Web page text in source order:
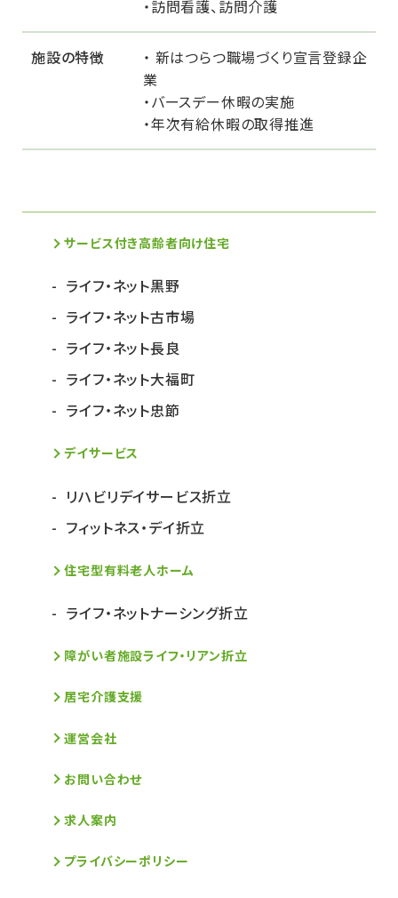
・訪問看護、訪問介護
施設の特徴
・ 新はつらつ職場づくり宣言登録企
業
・バースデー休暇の実施
・年次有給休暇の取得推進
サービス付き高齢者向け住宅
ライフ・ネット黒野
ライフ・ネット古市場
ライフ・ネット長良
ライフ・ネット大福町
ライフ・ネット忠節
デイサービス
リハビリデイサービス折立
フィットネス・デイ折立
住宅型有料老人ホーム
ライフ・ネットナーシング折立
障がい者施設ライフ・リアン折立
居宅介護支援
運営会社
お問い合わせ
求人案内
プライバシーポリシー